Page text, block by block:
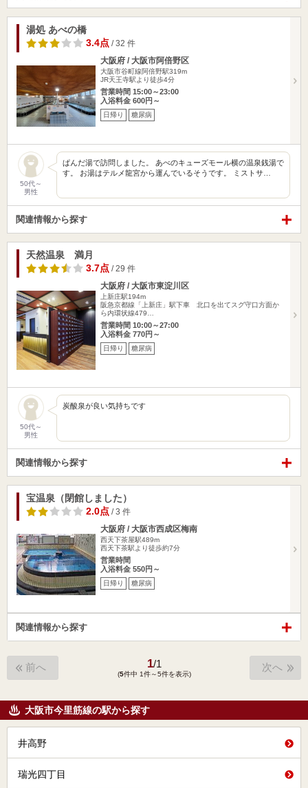
湯処 あべの橋
3.4点 / 32 件
大阪府 / 大阪市阿倍野区
大阪市谷町線阿倍野駅319m
JR天王寺駅より徒歩4分
営業時間 15:00～23:00
入浴料金 600円～
日帰り 糖尿病
50代～
男性
ぱんだ湯で訪問しました。 あべのキューズモール横の温泉銭湯で
す。 お湯はテルメ龍宮から運んでいるそうです。 ミストサ…
関連情報から探す
天然温泉 満月
3.7点 / 29 件
大阪府 / 大阪市東淀川区
上新庄駅194m
阪急京都線「上新庄」駅下車 北口を出てスグ守口方面か
ら内環状線479…
営業時間 10:00～27:00
入浴料金 770円～
日帰り 糖尿病
50代～
男性
炭酸泉が良い気持ちです
関連情報から探す
宝温泉（閉館しました）
2.0点 / 3 件
大阪府 / 大阪市西成区梅南
西天下茶屋駅489m
西天下茶駅より徒歩約7分
営業時間
入浴料金 550円～
日帰り 糖尿病
関連情報から探す
前へ 1/1
(5件中 1件～5件を表示)
次へ
大阪市今里筋線の駅から探す
井高野
瑞光四丁目